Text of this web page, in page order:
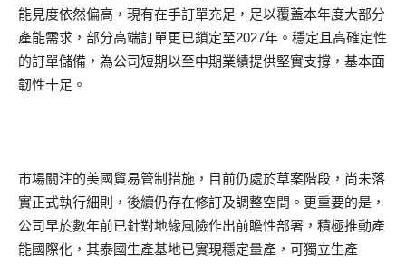
能見度依然偏高，現有在手訂單充足，足以覆蓋本年度大部分
產能需求，部分高端訂單更已鎖定至2027年。穩定且高確定性
的訂單儲備，為公司短期以至中期業績提供堅實支撐，基本面
韌性十足。
市場關注的美國貿易管制措施，目前仍處於草案階段，尚未落
實正式執行細則，後續仍存在修訂及調整空間。更重要的是，
公司早於數年前已針對地緣風險作出前瞻性部署，積極推動產
能國際化，其泰國生產基地已實現穩定量產，可獨立生產